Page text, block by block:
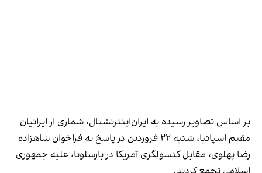
بر اساس تصاویر رسیده به ایران‌اینترنشنال، شماری از ایرانیان
مقیم اسپانیا، شنبه ۲۲ فروردین در پاسخ به فراخوان شاهزاده
رضا پهلوی، مقابل کنسولگری آمریکا در بارسلونا، علیه جمهوری